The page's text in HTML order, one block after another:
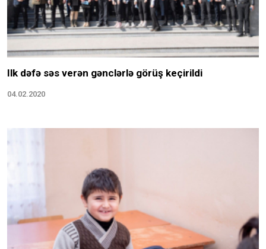
Ilk dəfə səs verən gənclərlə görüş keçirildi
04.02.2020